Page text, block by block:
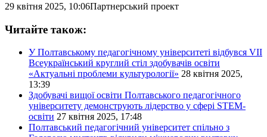
29 квітня 2025, 10:06Партнерський проект
Читайте також:
У Полтавському педагогічному університеті відбувся VІI
Всеукраїнський круглий стіл здобувачів освіти
«Актуальні проблеми культурології» 28 квітня 2025,
13:39
Здобувачі вищої освіти Полтавського педагогічного
університету демонструють лідерство у сфері STEM-
освіти 27 квітня 2025, 17:48
Полтавський педагогічний університет спільно з